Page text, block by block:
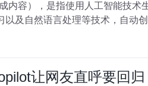
内容），是指使用人工智能技术
让网友直呼要回归